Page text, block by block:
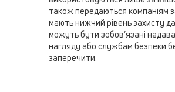
PDF 43493,6KB
також передаються компаніям
мають нижчий рівень захисту
можуть бути зобов’язані
нагляду або службам безпеки
заперечити.